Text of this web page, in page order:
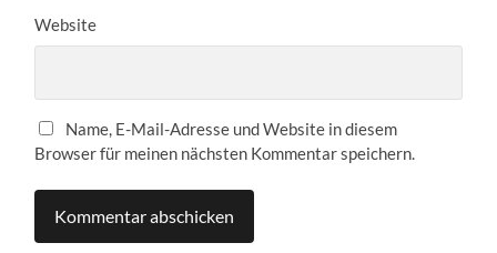
Website
Name, E-Mail-Adresse und Website in diesem
Browser für meinen nächsten Kommentar speichern.